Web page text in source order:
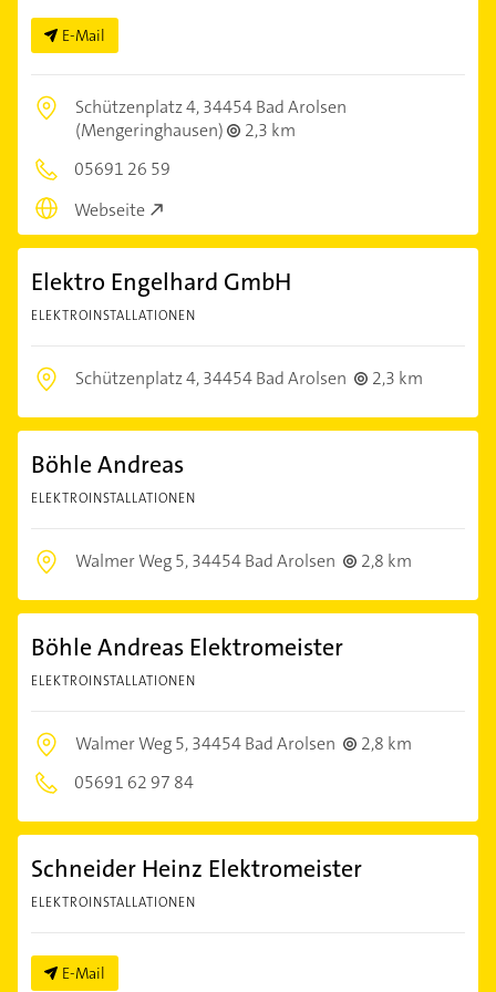
E-Mail
Schützenplatz 4,34454 Bad Arolsen
(Mengeringhausen)
2,3 km
05691 26 59
Webseite
Elektro Engelhard GmbH
ELEKTROINSTALLATIONEN
Schützenplatz 4,34454 Bad Arolsen 2,3 km
Böhle Andreas
ELEKTROINSTALLATIONEN
Walmer Weg 5,34454 Bad Arolsen 2,8 km
Böhle Andreas Elektromeister
ELEKTROINSTALLATIONEN
Walmer Weg 5,34454 Bad Arolsen
2,8 km
05691 62 97 84
Schneider Heinz Elektromeister
ELEKTROINSTALLATIONEN
E-Mail